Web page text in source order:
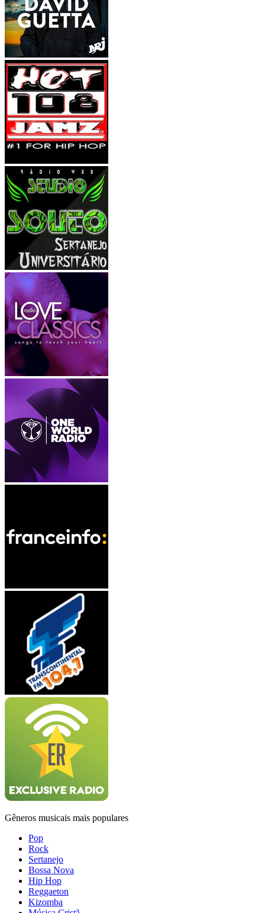
Gêneros musicais mais populares
Pop
Rock
Sertanejo
Bossa Nova
Hip Hop
Reggaeton
Kizomba